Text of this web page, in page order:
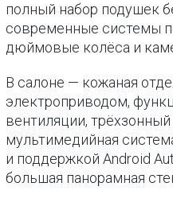
полный набор подушек
современные системы
дюймовые колёса и
В салоне — кожаная
электроприводом,
вентиляции,
мультимедийная
и поддержкой Android
большая панорамная